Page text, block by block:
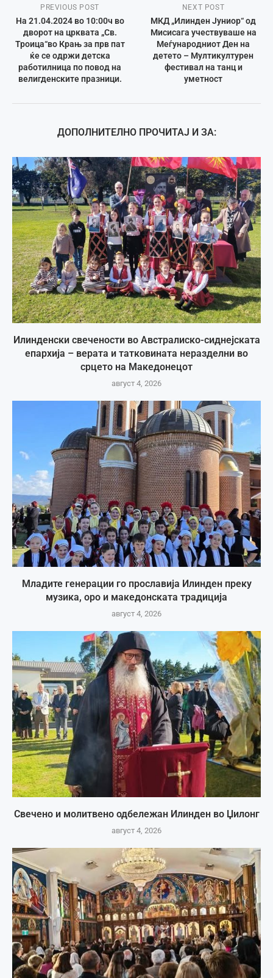
PREVIOUS POST
На 21.04.2024 во 10:00ч во
дворот на црквата „Св.
Троица“во Крањ за прв пат
ќе се одржи детска
работилница по повод на
велигденските празници.
NEXT POST
МКД „Илинден Јуниор“ од
Мисисага учествуваше на
Меѓународниот Ден на
детето – Мултикултурен
фестивал на танц и
уметност
ДОПОЛНИТЕЛНО ПРОЧИТАЈ И ЗА:
Илинденски свечености во Австралиско-сиднејската
епархија – верата и татковината неразделни во
срцето на Македонецот
август 4, 2026
Младите генерации го прославија Илинден преку
музика, оро и македонската традиција
август 4, 2026
Свечено и молитвено одбележан Илинден во Џилонг
август 4, 2026